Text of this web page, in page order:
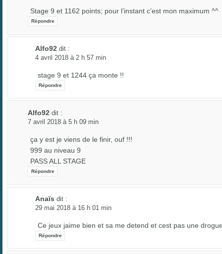
Stage 9 et 1162 points; pour l’instant c’est mon maximum ^^
Répondre
Alfo92 dit :
4 avril 2018 à 2 h 57 min
stage 9 et 1244 ça monte !!
Répondre
Alfo92 dit :
7 avril 2018 à 5 h 09 min
ça y est je viens de le finir, ouf !!!
999 au niveau 9
PASS ALL STAGE
Répondre
Anaïs dit :
29 mai 2018 à 16 h 01 min
Ce jeux jaime bien et sa me detend et cest pas une
Répondre